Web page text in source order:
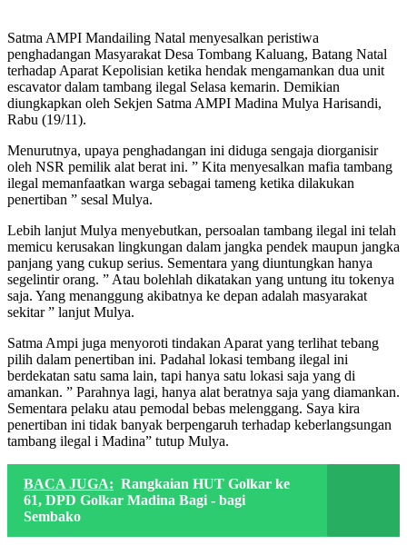
Satma AMPI Mandailing Natal menyesalkan peristiwa
penghadangan Masyarakat Desa Tombang Kaluang, Batang Natal
terhadap Aparat Kepolisian ketika hendak mengamankan dua unit
escavator dalam tambang ilegal Selasa kemarin. Demikian
diungkapkan oleh Sekjen Satma AMPI Madina Mulya Harisandi,
Rabu (19/11).
Menurutnya, upaya penghadangan ini diduga sengaja diorganisir
oleh NSR pemilik alat berat ini. ” Kita menyesalkan mafia tambang
ilegal memanfaatkan warga sebagai tameng ketika dilakukan
penertiban ” sesal Mulya.
Lebih lanjut Mulya menyebutkan, persoalan tambang ilegal ini telah
memicu kerusakan lingkungan dalam jangka pendek maupun jangka
panjang yang cukup serius. Sementara yang diuntungkan hanya
segelintir orang. ” Atau bolehlah dikatakan yang untung itu tokenya
saja. Yang menanggung akibatnya ke depan adalah masyarakat
sekitar ” lanjut Mulya.
Satma Ampi juga menyoroti tindakan Aparat yang terlihat tebang
pilih dalam penertiban ini. Padahal lokasi tembang ilegal ini
berdekatan satu sama lain, tapi hanya satu lokasi saja yang di
amankan. ” Parahnya lagi, hanya alat beratnya saja yang diamankan.
Sementara pelaku atau pemodal bebas melenggang. Saya kira
penertiban ini tidak banyak berpengaruh terhadap keberlangsungan
tambang ilegal i Madina” tutup Mulya.
BACA JUGA: Rangkaian HUT Golkar ke
61, DPD Golkar Madina Bagi - bagi
Sembako